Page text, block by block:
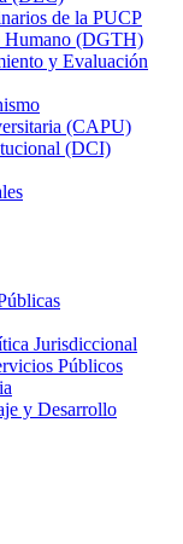
de la PUCP
Humano (DGTH)
y Evaluación
(CAPU)
(DCI)
Jurisdiccional
Públicos
y Desarrollo